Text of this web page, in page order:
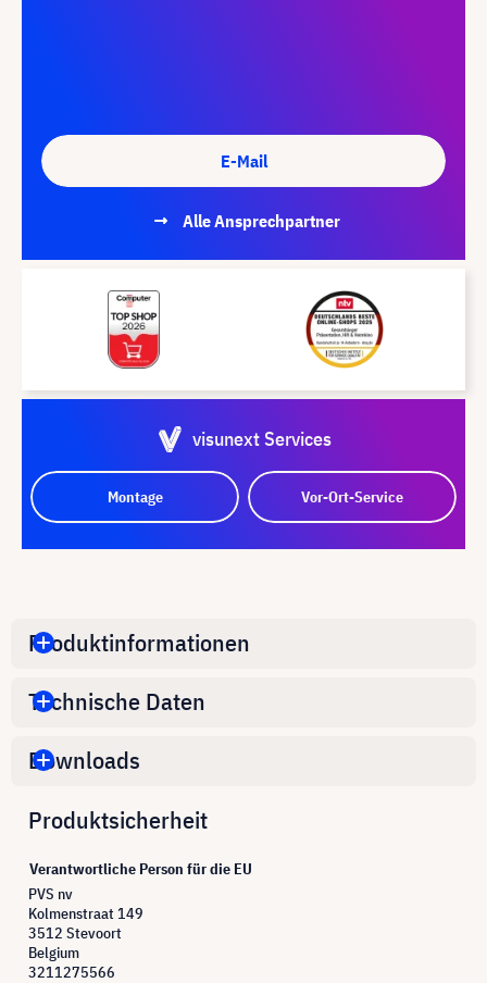
E-Mail
Alle Ansprechpartner
visunext Services
Montage Vor-Ort-Service
Produktinformationen
Technische Daten
Downloads
Produktsicherheit
Verantwortliche Person für die EU
PVS nv
Kolmenstraat 149
3512 Stevoort
Belgium
3211275566